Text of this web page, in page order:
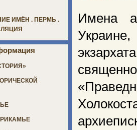
Имена
Украине,
ИМЁН . ПЕРМЬ .